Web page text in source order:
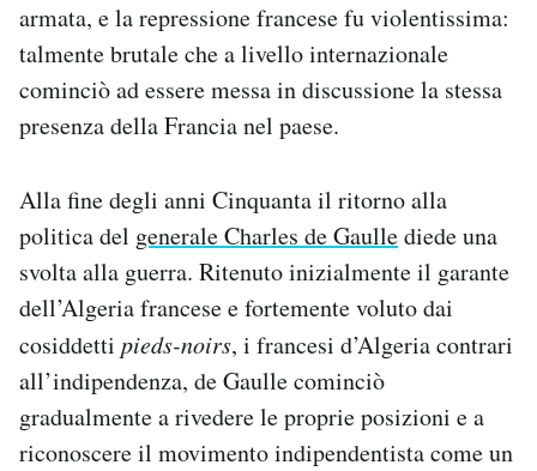
armata, e la repressione francese fu violentissima:
talmente brutale che a livello internazionale
cominciò ad essere messa in discussione la stessa
presenza della Francia nel paese.
Alla fine degli anni Cinquanta il ritorno alla
politica del generale Charles de Gaullediede una
svolta alla guerra. Ritenuto inizialmente il garante
dell’Algeria francese e fortemente voluto dai
cosiddetti pieds-noirs, i francesi d’Algeria contrari
all’indipendenza, de Gaulle cominciò
gradualmente a rivedere le proprie posizioni e a
riconoscere il movimento indipendentista come un